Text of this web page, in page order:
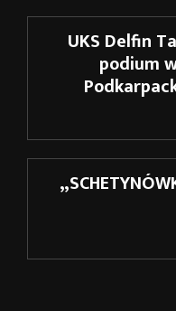
UKS Delfin
podium